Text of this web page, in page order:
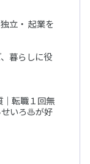
立・ 起業を
暮らしに役
転職１回無
せいろ♨️が好